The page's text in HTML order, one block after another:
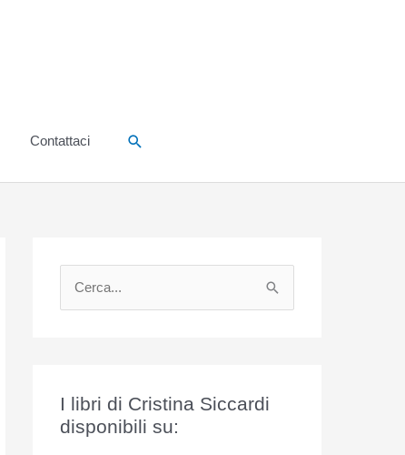
Contattaci Cerca
:I libri di Cristina Siccardi
disponibili su: